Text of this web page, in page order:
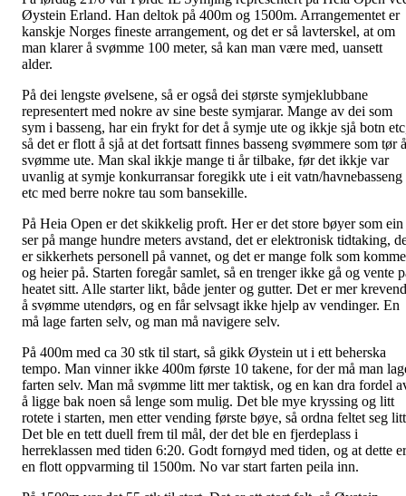
Øystein Erland. Han deltok på 400m og 1500m. Arrangementet er
kanskje Norges fineste arrangement, og det er så lavterskel, at om
man klarer å svømme 100 meter, så kan man være med, uansett
alder.
På dei lengste øvelsene, så er også dei største symjeklubbane
representert med nokre av sine beste symjarar. Mange av dei som
sym i basseng, har ein frykt for det å symje ute og ikkje sjå botn
så det er flott å sjå at det fortsatt finnes basseng svømmere som tør å
svømme ute. Man skal ikkje mange ti år tilbake, før det ikkje var
uvanlig at symje konkurransar foregikk ute i eit vatn/havnebasseng
etc med berre nokre tau som bansekille.
På Heia Open er det skikkelig proft. Her er det store bøyer som ein
ser på mange hundre meters avstand, det er elektronisk tidtaking,
er sikkerhets personell på vannet, og det er mange folk som
og heier på. Starten foregår samlet, så en trenger ikke gå og vente
heatet sitt. Alle starter likt, både jenter og gutter. Det er mer
å svømme utendørs, og en får selvsagt ikke hjelp av vendinger. En
må lage farten selv, og man må navigere selv.
På 400m med ca 30 stk til start, så gikk Øystein ut i ett beherska
tempo. Man vinner ikke 400m første 10 takene, for der må man
farten selv. Man må svømme litt mer taktisk, og en kan dra fordel
å ligge bak noen så lenge som mulig. Det ble mye kryssing og litt
rotete i starten, men etter vending første bøye, så ordna feltet seg
Det ble en tett duell frem til mål, der det ble en fjerdeplass i
herreklassen med tiden 6:20. Godt fornøyd med tiden, og at dette er
en flott oppvarming til 1500m. No var start farten peila inn.